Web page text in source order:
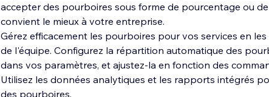
accepter des pourboires sous forme de pourcentage ou
convient le mieux à votre entreprise.
Gérez efficacement les pourboires pour vos services en
de l'équipe. Configurez la répartition automatique des
dans vos paramètres, et ajustez‑la en fonction des
Utilisez les données analytiques et les rapports intégrés
des pourboires.